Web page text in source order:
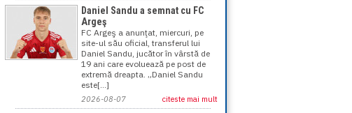
Daniel Sandu a semnat cu FC
Argeş
FC Argeş a anunţat, miercuri, pe
site-ul său oficial, transferul lui
Daniel Sandu, jucător în vârstă de
19 ani care evoluează pe post de
extremă dreapta. „Daniel Sandu
este[...]
2026-08-07 citeste mai mult